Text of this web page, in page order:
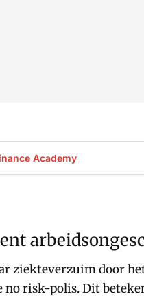
Academy
ziekteverzuim door
no risk-polis. Dit